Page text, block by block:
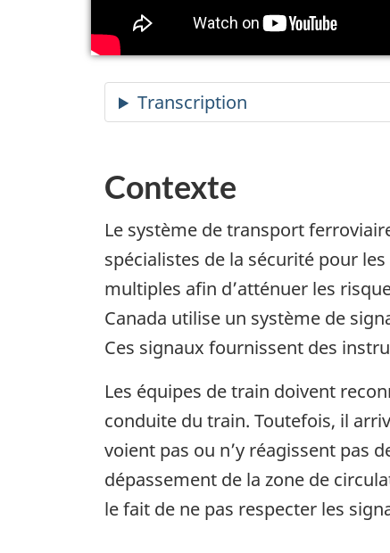
Contexte
Le système de transport
spécialistes de la sécurité pour
multiples afin d’atténuer les
Canada utilise un système de
Ces signaux fournissent des
Les équipes de train doivent
conduite du train. Toutefois, il
voient pas ou n’y réagissent pas
dépassement de la zone de
le fait de ne pas respecter les